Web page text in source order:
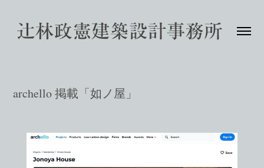
archello 掲載「如ノ屋」